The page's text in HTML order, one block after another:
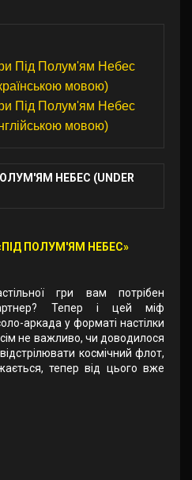
Під Полум'ям Небес
мовою)
Під Полум'ям Небес
мовою)
НЕБЕС (UNDER
ПОЛУМ'ЯМ НЕБЕС»
гри вам потрібен
Тепер і цей міф
аркада у форматі настілки
не важливо, чи доводилося
космічний флот,
тепер від цього вже